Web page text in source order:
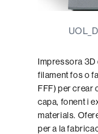
Impressora
filament fos o
FFF) per crear
capa, fonent i
materials.
per a la